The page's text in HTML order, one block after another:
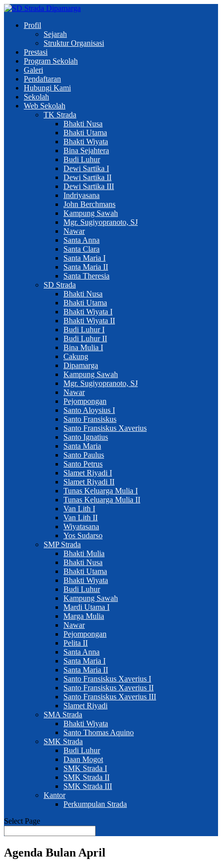
Profil
Sejarah
Struktur Organisasi
Prestasi
Program Sekolah
Galeri
Pendaftaran
Hubungi Kami
Sekolah
Web Sekolah
TK Strada
Bhakti Nusa
Bhakti Utama
Bhakti Wiyata
Bina Sejahtera
Budi Luhur
Dewi Sartika I
Dewi Sartika II
Dewi Sartika III
Indriyasana
John Berchmans
Kampung Sawah
Mgr. Sugiyopranoto, SJ
Nawar
Santa Anna
Santa Clara
Santa Maria I
Santa Maria II
Santa Theresia
SD Strada
Bhakti Nusa
Bhakti Utama
Bhakti Wiyata I
Bhakti Wiyata II
Budi Luhur I
Budi Luhur II
Bina Mulia I
Cakung
Dipamarga
Kampung Sawah
Mgr. Sugiyopranoto, SJ
Nawar
Pejompongan
Santo Aloysius I
Santo Fransiskus
Santo Fransiskus Xaverius
Santo Ignatius
Santa Maria
Santo Paulus
Santo Petrus
Slamet Riyadi I
Slamet Riyadi II
Tunas Keluarga Mulia I
Tunas Keluarga Mulia II
Van Lith I
Van Lith II
Wiyatasana
Yos Sudarso
SMP Strada
Bhakti Mulia
Bhakti Nusa
Bhakti Utama
Bhakti Wiyata
Budi Luhur
Kampung Sawah
Mardi Utama I
Marga Mulia
Nawar
Pejompongan
Pelita II
Santa Anna
Santa Maria I
Santa Maria II
Santo Fransiskus Xaverius I
Santo Fransiskus Xaverius II
Santo Fransiskus Xaverius III
Slamet Riyadi
SMA Strada
Bhakti Wiyata
Santo Thomas Aquino
SMK Strada
Budi Luhur
Daan Mogot
SMK Strada I
SMK Strada II
SMK Strada III
Kantor
Perkumpulan Strada
Select Page
Agenda Bulan April